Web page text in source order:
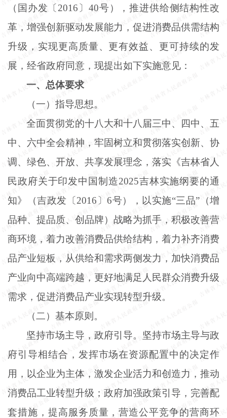
（国办发〔2016〕40号），推进供给侧结构性改
革，增强创新驱动发展能力，促进消费品供需结构
升级，实现更高质量、更有效益、更可持续的发
展，经省政府同意，现提出如下实施意见：
一、总体要求
（一）指导思想。
全面贯彻党的十八大和十八届三中、四中、五
中、六中全会精神，牢固树立和贯彻落实创新、协
调、绿色、开放、共享发展理念，落实《吉林省人
民政府关于印发中国制造2025吉林实施纲要的通
知》（吉政发〔2016〕6号），以实施“三品”（增
品种、提品质、创品牌）战略为抓手，积极改善营
商环境，着力改善消费品供给结构，着力补齐消费
品产业短板，从供给和需求两侧发力，加快消费品
产业向中高端跨越，更好地满足人民群众消费升级
需求，促进消费品产业实现转型升级。
（二）基本原则。
坚持市场主导，政府引导。坚持市场主导与政
府引导相结合，发挥市场在资源配置中的决定作
用，以企业为主体，激发企业活力和创造力，推动
消费品工业转型升级；政府加强政策引导，完善配
套措施，提高服务质量，营造公平竞争的营商环